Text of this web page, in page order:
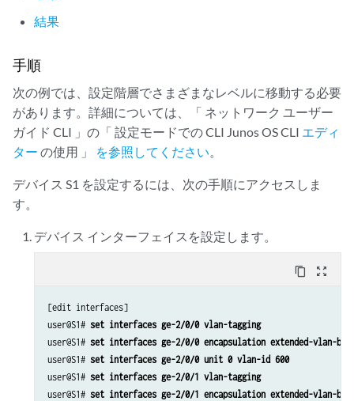
結果
手順
次の例では、設定階層でさまざまなレベルに移動する必要
があります。詳細については、「 ネットワーク ユーザー
ガイド CLI 」の「 設定モードでの CLI Junos OS CLI エディ
ター の使用 」 を参照してください
デバイス S1 を設定するには、次の手順にアクセスしま
す。
デバイス インターフェイスを設定します。
content_copy zoom_out_map
[edit interfaces]
user@S1# set interfaces ge-2/0/0 vlan-tagging
user@S1# set interfaces ge-2/0/0 encapsulation extended-vlan-
user@S1# set interfaces ge-2/0/0 unit 0 vlan-id 600
user@S1# set interfaces ge-2/0/1 vlan-tagging
user@S1# set interfaces ge-2/0/1 encapsulation extended-vlan-